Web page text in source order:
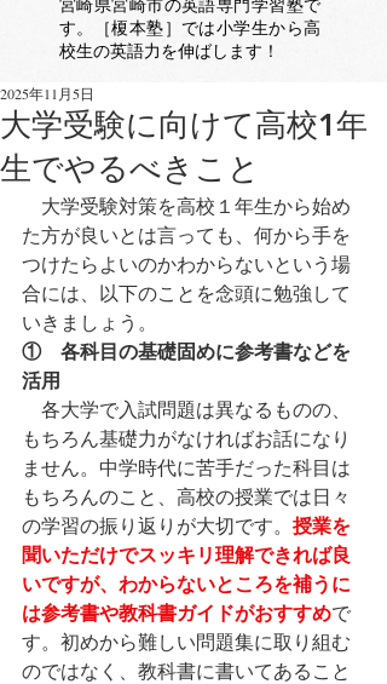
宮崎県宮崎市の英語専門学習塾で
す。［榎本塾］では小学生から高
校生の英語力を伸ばします！
大学受験に向けて高校1年
生でやるべきこと
2025年11月5日
大学受験対策を高校１年生から始め
た方が良いとは言っても、何から手を
つけたらよいのかわからないという場
合には、以下のことを念頭に勉強して
いきましょう。
①　各科目の基礎固めに参考書などを
活用
各大学で入試問題は異なるものの、
もちろん基礎力がなければお話になり
ません。中学時代に苦手だった科目は
もちろんのこと、高校の授業では日々
の学習の振り返りが大切です。 授業を
聞いただけでスッキリ理解できれば良
いですが、わからないところを補うに
は参考書や教科書ガイドがおすすめで
す。初めから難しい問題集に取り組む
のではなく、教科書に書いてあること